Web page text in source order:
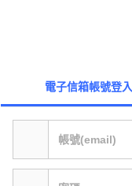
電子信箱帳號登入